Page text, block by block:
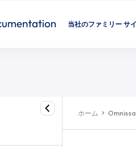
当社のファミリー サ
ラウド サービスへの
ホーム